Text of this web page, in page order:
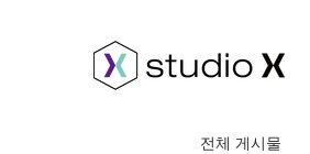
전체 게시물